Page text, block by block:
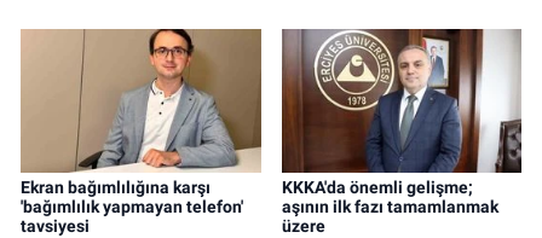
Ekran bağımlılığına karşı
'bağımlılık yapmayan telefon'
tavsiyesi
KKKA'da önemli gelişme;
aşının ilk fazı tamamlanmak
üzere